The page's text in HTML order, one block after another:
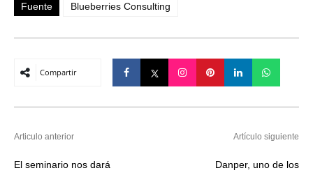
Fuente Blueberries Consulting
Compartir
Articulo anterior
El seminario nos dará
Artículo siguiente
Danper, uno de los